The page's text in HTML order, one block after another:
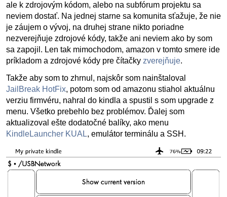
ale k zdrojovým kódom, alebo na subfórum projektu sa
neviem dostať. Na jednej starne sa komunita sťažuje, že nie
je záujem o vývoj, na druhej strane nikto poriadne
nezverejňuje zdrojové kódy, takže ani neviem ako by som
sa zapojil. Len tak mimochodom, amazon v tomto smere ide
príkladom a zdrojové kódy pre čítačky zverejňuje.
Takže aby som to zhrnul, najskôr som nainštaloval
JailBreak HotFix, potom som od amazonu stiahol aktuálnu
verziu firmvéru, nahral do kindla a spustil s som upgrade z
menu. Všetko prebehlo bez problémov. Ďalej som
aktualizoval ešte dodatočné balíky, ako menu
KindleLauncher KUAL, emulátor terminálu a SSH.